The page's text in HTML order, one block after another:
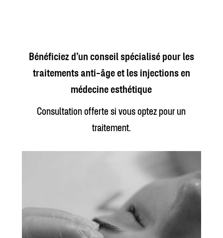
Bénéficiez d’un conseil spécialisé pour les
traitements anti-âge et les injections en
médecine esthétique
Consultation offerte si vous optez pour un
traitement.